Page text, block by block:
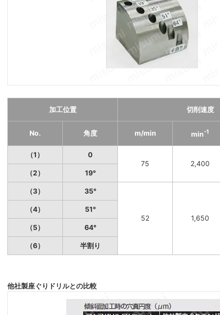
加工位置 切削速度
No. 角度 m/min min-1
（1）
0
75
2,400
（2）
19°
（3） 35°
52 1,650
（4） 51°
（5） 64°
（6） 半割り
他社製座ぐりドリルとの比較